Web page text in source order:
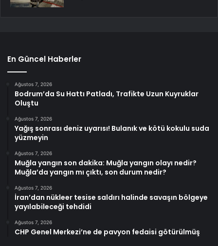
En Güncel Haberler
Ağustos 7, 2026
Bodrum’da Su Hattı Patladı, Trafikte Uzun Kuyruklar
Oluştu
Ağustos 7, 2026
Yağış sonrası deniz uyarısı! Bulanık ve kötü kokulu suda
yüzmeyin
Ağustos 7, 2026
Muğla yangın son dakika: Muğla yangın olayı nedir?
Muğla’da yangın mı çıktı, son durum nedir?
Ağustos 7, 2026
İran’dan nükleer tesise saldırı halinde savaşın bölgeye
yayılabileceği tehdidi
Ağustos 7, 2026
CHP Genel Merkezi’ne de pavyon fedaisi götürülmüş